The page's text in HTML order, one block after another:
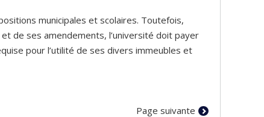
municipales et scolaires. Toutefois,
de ses amendements, l’université doit payer
pour l’utilité de ses divers immeubles et
Page suivante